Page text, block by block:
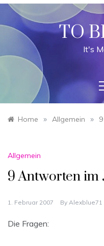
Skip
content
TO
It's
Home » Allgemein »
Allgemein
9 Antworten im
1. Februar 2007 By Alexblue71
Die Fragen: